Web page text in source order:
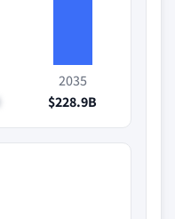
2035
$228.9B